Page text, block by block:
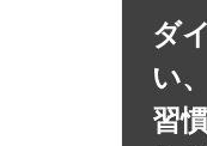
ダ
い
習